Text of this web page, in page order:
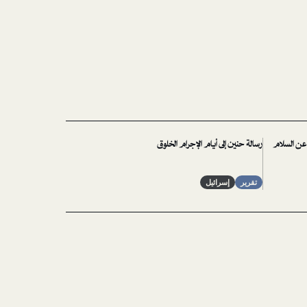
عن السلام رسالة حنين إلى أيام الإجرام الخلوق
تقرير إسرائيل